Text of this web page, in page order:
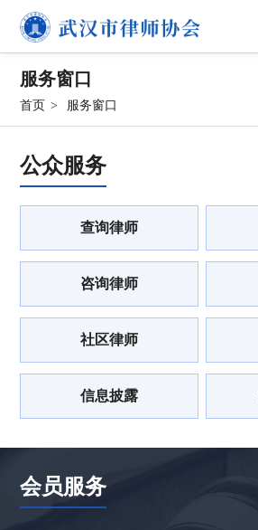
服务窗口
首页 > 服务窗口
公众服务
查询律师
咨询律师
社区律师
信息披露
会员服务